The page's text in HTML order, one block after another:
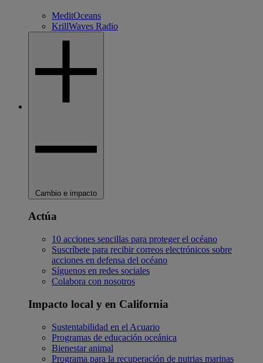
MeditOceans
KrillWaves Radio
Cambio e impacto
Actúa
10 acciones sencillas para proteger el océano
Suscríbete para recibir correos electrónicos sobre
acciones en defensa del océano
Síguenos en redes sociales
Colabora con nosotros
Impacto local y en California
Sustentabilidad en el Acuario
Programas de educación oceánica
Bienestar animal
Programa para la recuperación de nutrias marinas